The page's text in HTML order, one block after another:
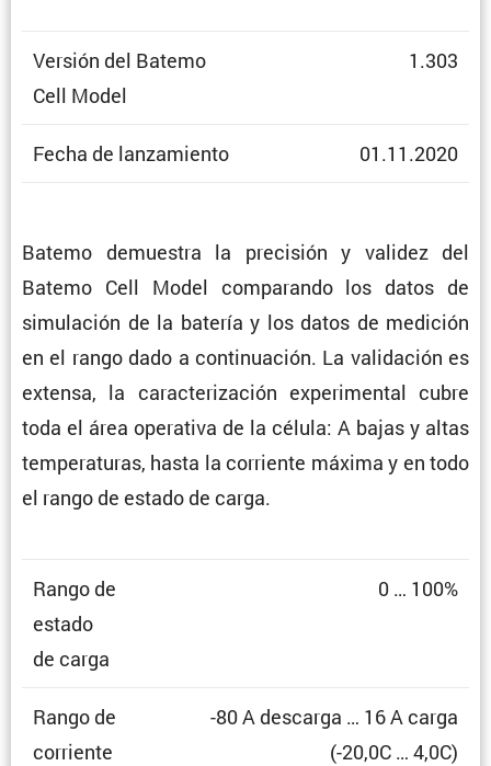
Versión del Batemo
Cell Model
1.303
Fecha de lanzamiento 01.11.2020
Batemo demuestra la preci­sión y validez del
Batemo Cell Model compa­rando los datos de
simula­ción de la batería y los datos de medición
en el rango dado a conti­nua­ción. La valida­ción es
extensa, la carac­te­ri­za­ción experi­mental cubre
toda el área opera­tiva de la célula: A bajas y altas
tempe­ra­turas, hasta la corriente máxima y en todo
el rango de estado de carga.
Rango de
estado
de carga
0 … 100%
Rango de
corriente
-80 A descarga … 16 A carga
(-20,0C … 4,0C)